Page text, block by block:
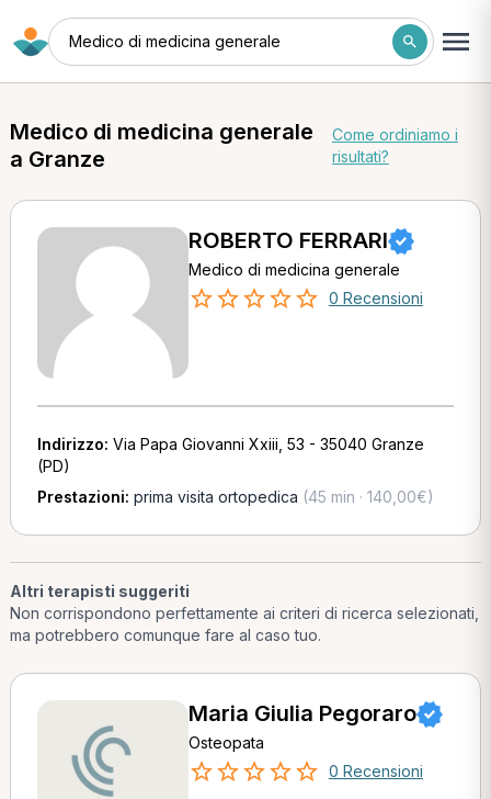
Medico di medicina generale
Medico di medicina generale
a Granze
Come ordiniamo i
risultati?
ROBERTO FERRARI
Medico di medicina generale
0 Recensioni
Indirizzo: Via Papa Giovanni Xxiii, 53 - 35040 Granze
(PD)
Prestazioni: prima visita ortopedica (45 min · 140,00€)
Altri terapisti suggeriti
Non corrispondono perfettamente ai criteri di ricerca selezionati,
ma potrebbero comunque fare al caso tuo.
Maria Giulia Pegoraro
Osteopata
0 Recensioni